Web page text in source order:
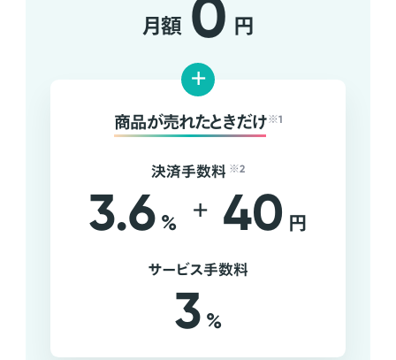
月額 0 円
+
商品が売れたときだけ ※1
決済手数料 ※2
3.6 % + 40 円
サービス手数料
3 %